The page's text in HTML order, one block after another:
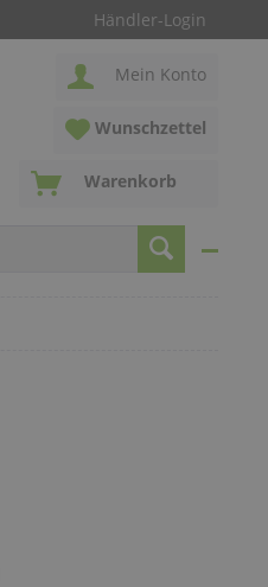
Händler-Login
Mein Konto
Wunschzettel
Warenkorb